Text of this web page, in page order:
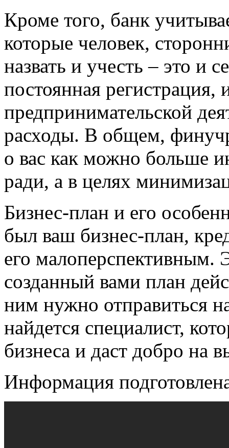
Кроме того, банк
которые человек,
назвать и учесть – это и
постоянная
предпринимательской
расходы. В общем,
о вас как можно больше
ради, а в целях
Бизнес-план и его
был ваш бизнес-план,
его малоперспективным.
созданный вами план
ним нужно отправиться
найдется специалист,
бизнеса и даст добро на
Информация